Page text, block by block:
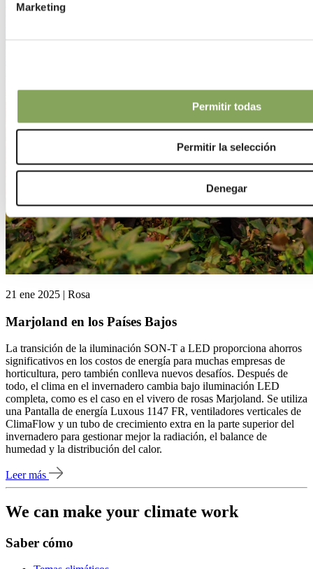
Marketing
Permitir todas
Permitir la selección
Denegar
21 ene 2025 | Rosa
Marjoland en los Países Bajos
La transición de la iluminación SON-T a LED proporciona ahorros
significativos en los costos de energía para muchas empresas de
horticultura, pero también conlleva nuevos desafíos. Después de
todo, el clima en el invernadero cambia bajo iluminación LED
completa, como es el caso en el vivero de rosas Marjoland. Se utiliza
una Pantalla de energía Luxous 1147 FR, ventiladores verticales de
ClimaFlow y un tubo de crecimiento extra en la parte superior del
invernadero para gestionar mejor la radiación, el balance de
humedad y la distribución del calor.
Leer más
We can make your climate work
Saber cómo